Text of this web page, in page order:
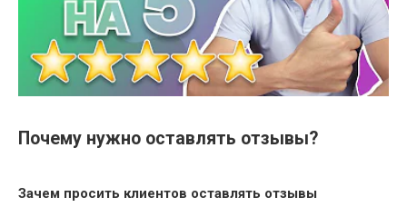
Почему нужно оставлять отзывы?
Зачем просить клиентов оставлять отзывы